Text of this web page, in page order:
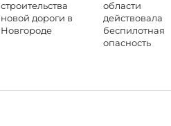
строительства
новой дороги в
Новгороде
области
действовала
беспилотная
опасность